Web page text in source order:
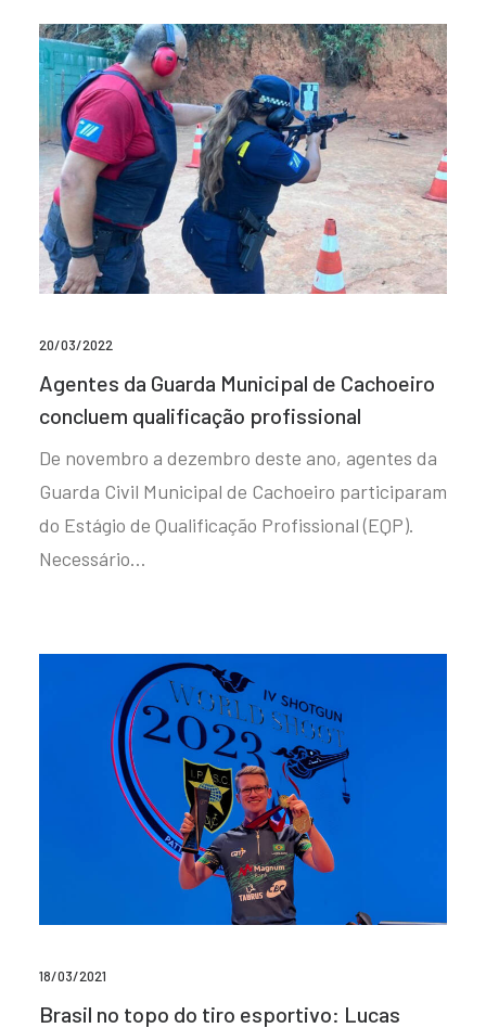
20/03/2022
Agentes da Guarda Municipal de Cachoeiro
concluem qualificação profissional
De novembro a dezembro deste ano, agentes da
Guarda Civil Municipal de Cachoeiro participaram
do Estágio de Qualificação Profissional (EQP).
Necessário…
18/03/2021
Brasil no topo do tiro esportivo: Lucas